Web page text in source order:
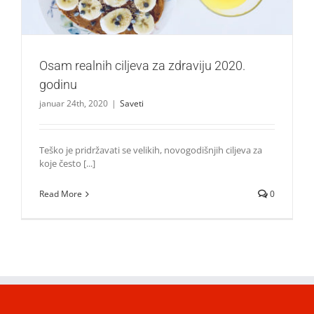
Osam realnih ciljeva za zdraviju 2020.
godinu
januar 24th, 2020 | Saveti
Teško je pridržavati se velikih, novogodišnjih ciljeva za
koje često [...]
Read More 0